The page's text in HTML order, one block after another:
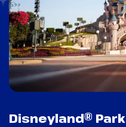
Disneyland® Park